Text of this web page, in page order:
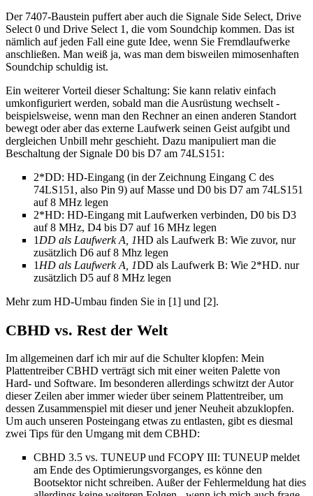
Der 7407-Baustein puffert aber auch die Signale Side Select, Drive
Select 0 und Drive Select 1, die vom Soundchip kommen. Das ist
nämlich auf jeden Fall eine gute Idee, wenn Sie Fremdlaufwerke
anschließen. Man weiß ja, was man dem bisweilen mimosenhaften
Soundchip schuldig ist.
Ein weiterer Vorteil dieser Schaltung: Sie kann relativ einfach
umkonfiguriert werden, sobald man die Ausrüstung wechselt -
beispielsweise, wenn man den Rechner an einen anderen Standort
bewegt oder aber das externe Laufwerk seinen Geist aufgibt und
dergleichen Unbill mehr geschieht. Dazu manipuliert man die
Beschaltung der Signale D0 bis D7 am 74LS151:
2*DD: HD-Eingang (in der Zeichnung Eingang C des
74LS151, also Pin 9) auf Masse und D0 bis D7 am 74LS151
auf 8 MHz legen
2*HD: HD-Eingang mit Laufwerken verbinden, D0 bis D3
auf 8 MHz, D4 bis D7 auf 16 MHz legen
1 DD als Laufwerk A, 1HD als Laufwerk B: Wie zuvor, nur
zusätzlich D6 auf 8 Mhz legen
1 HD als Laufwerk A, 1DD als Laufwerk B: Wie 2*HD. nur
zusätzlich D5 auf 8 MHz legen
Mehr zum HD-Umbau finden Sie in [1] und [2].
CBHD vs. Rest der Welt
Im allgemeinen darf ich mir auf die Schulter klopfen: Mein
Plattentreiber CBHD verträgt sich mit einer weiten Palette von
Hard- und Software. Im besonderen allerdings schwitzt der Autor
dieser Zeilen aber immer wieder über seinem Plattentreiber, um
dessen Zusammenspiel mit dieser und jener Neuheit abzuklopfen.
Um auch unseren Posteingang etwas zu entlasten, gibt es diesmal
zwei Tips für den Umgang mit dem CBHD:
CBHD 3.5 vs. TUNEUP und FCOPY III: TUNEUP meldet
am Ende des Optimierungsvorganges, es könne den
Bootsektor nicht schreiben. Außer der Fehlermeldung hat dies